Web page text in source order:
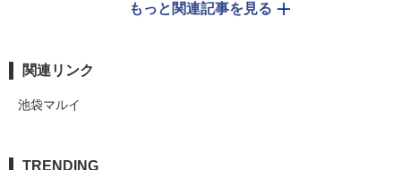
もっと関連記事を見る
関連リンク
池袋マルイ
TRENDING